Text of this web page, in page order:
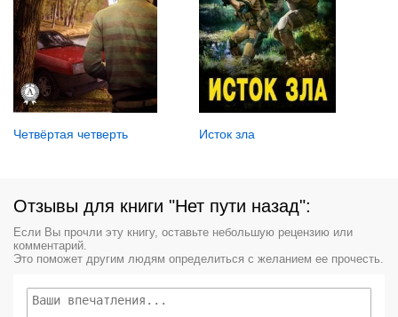
Четвёртая четверть Исток зла
Отзывы для книги "Нет пути назад":
Если Вы прочли эту книгу, оставьте небольшую рецензию или
комментарий.
Это поможет другим людям определиться с желанием ее прочесть.